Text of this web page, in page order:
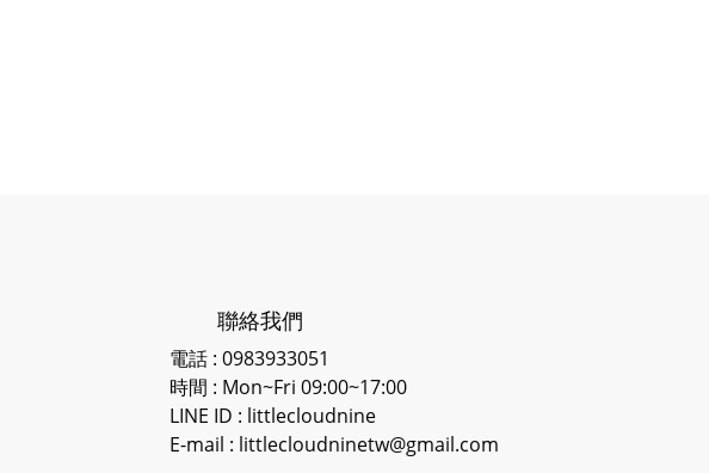
聯絡我們
電話 : 0983933051
時間 : Mon~Fri 09:00~17:00
LINE ID : littlecloudnine
E-mail : littlecloudninetw@gmail.com